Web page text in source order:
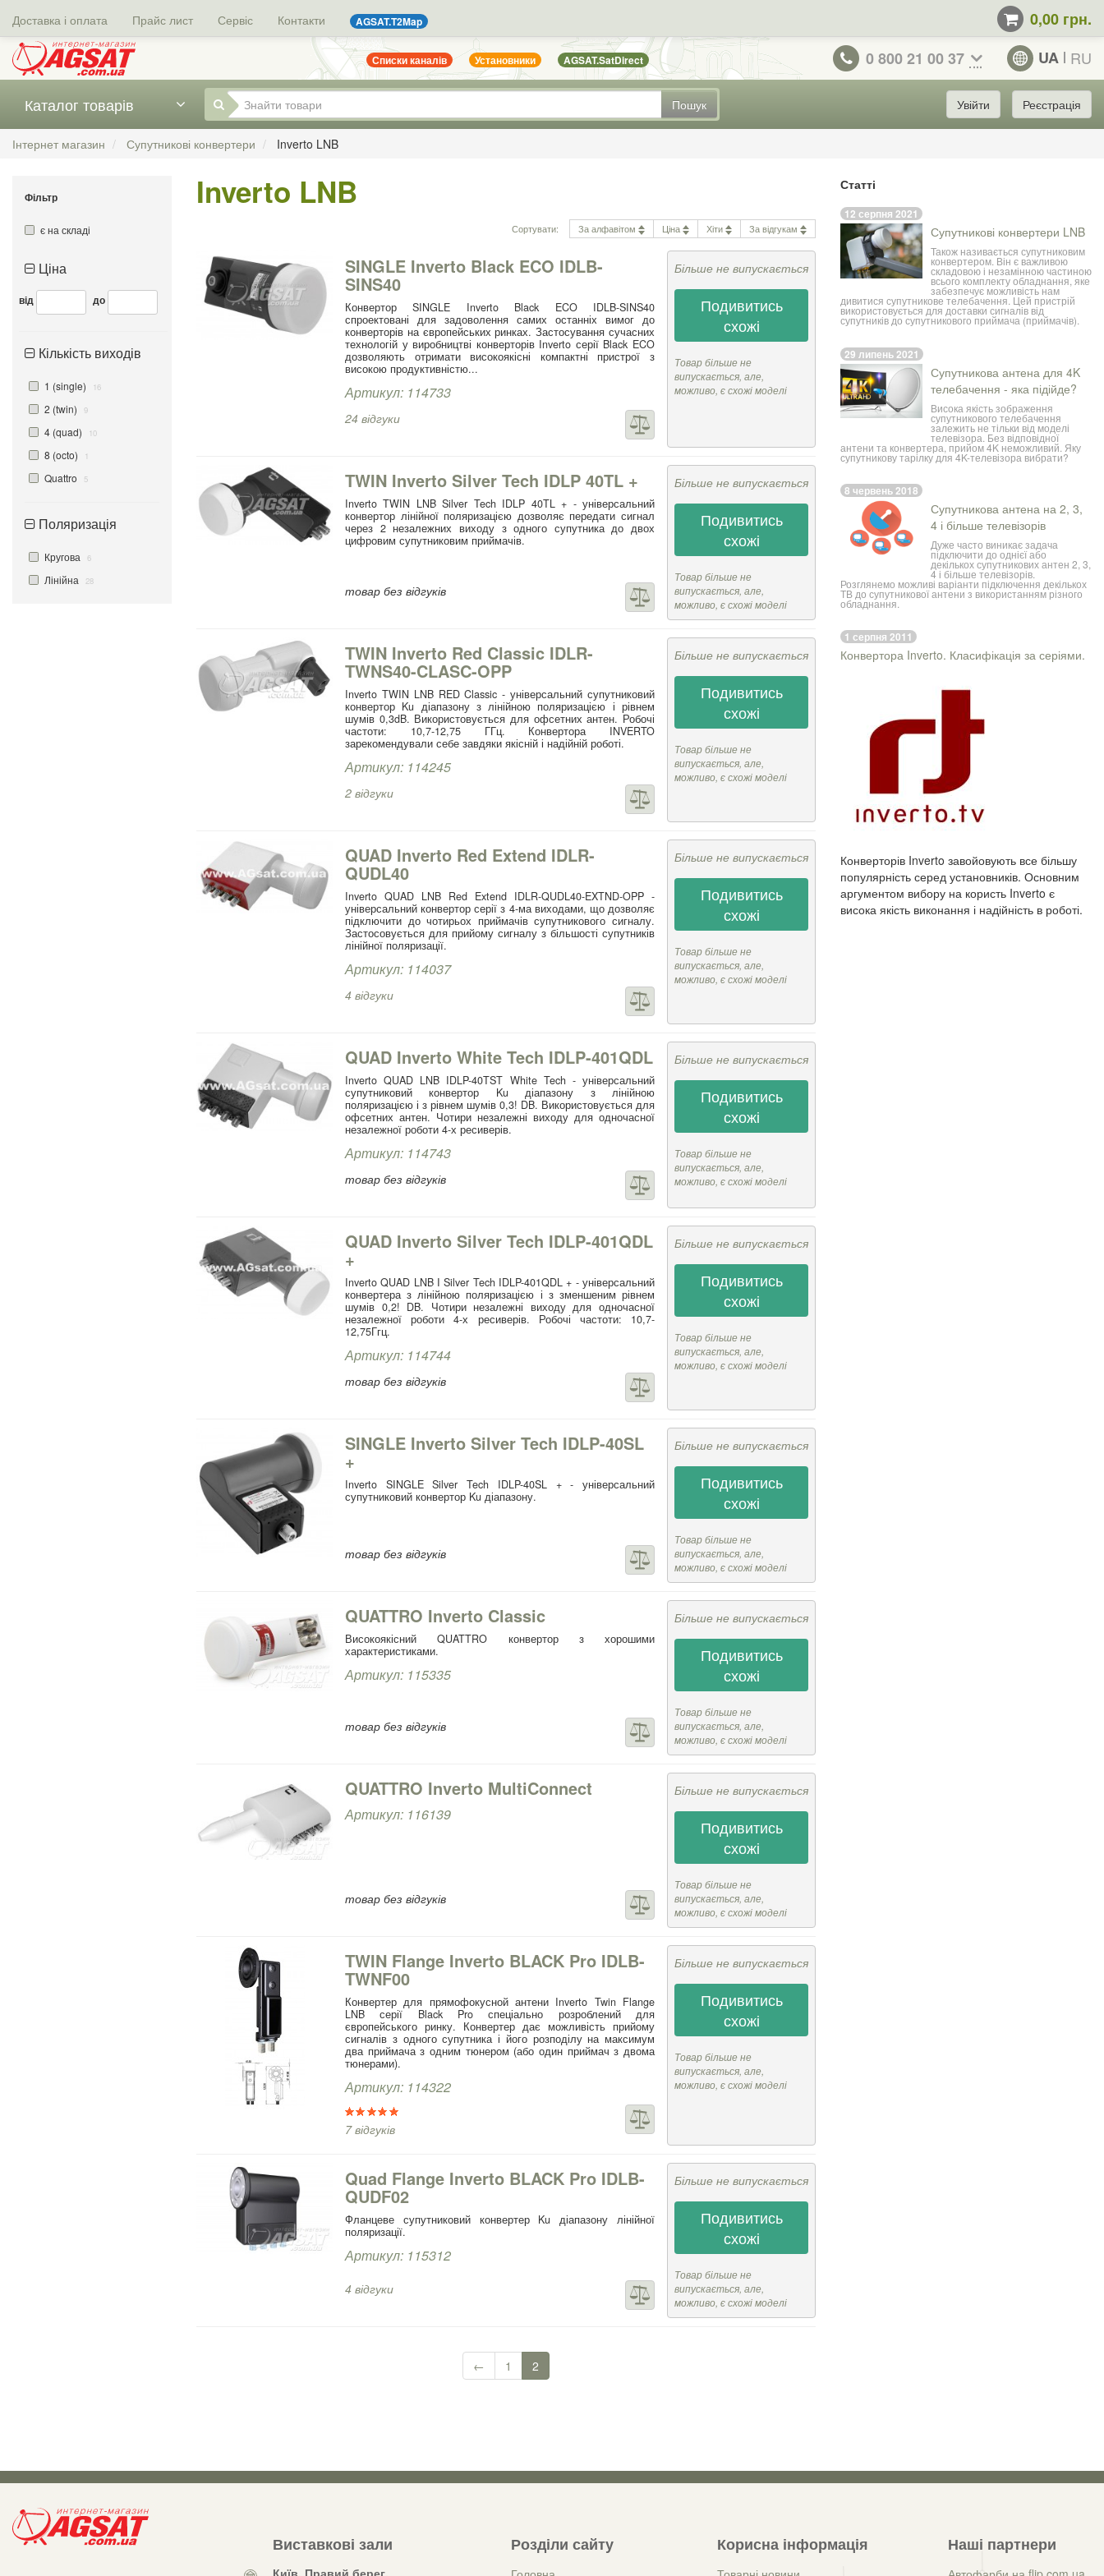
Доставка і оплата Прайс лист Сервіс Контакти AGSAT.T2Map 0,00 грн.
Списки каналів Установники AGSAT.SatDirect 0 800 21 00 37 UA RU
Пошук
Каталог товарів Увійти Реєстрація
Інтернет магазин Супутникові конвертери Inverto LNB
Фільтр
є на складі
Ціна
від до
Кількість виходів
1 (single) 16
2 (twin) 9
4 (quad) 10
8 (octo) 1
Quattro 5
Поляризація
Кругова 6
Лінійна 28
Inverto LNB
Сортувати: За алфавітом Ціна Хіти За відгукам
SINGLE Inverto Black ECO IDLB-
SINS40
Конвертор SINGLE Inverto Black ECO IDLB-SINS40
спроектовані для задоволення самих останніх вимог до
конверторів на європейських ринках. Застосування сучасних
технологій у виробництві конверторів Inverto серії Black ECO
дозволяють отримати високоякісні компактні пристрої з
високою продуктивністю...
Артикул: 114733
24 відгуки
Більше не випускається
Подивитись
схожі
Товар більше не
випускається, але,
можливо, є схожі моделі
TWIN Inverto Silver Tech IDLP 40TL +
Inverto TWIN LNB Silver Tech IDLP 40TL + - універсальний
конвертор лінійної поляризацією дозволяє передати сигнал
через 2 незалежних виходу з одного супутника до двох
цифровим супутниковим приймачів.
товар без відгуків
Більше не випускається
Подивитись
схожі
Товар більше не
випускається, але,
можливо, є схожі моделі
TWIN Inverto Red Classic IDLR-
TWNS40-CLASC-OPP
Inverto TWIN LNB RED Classic - універсальний супутниковий
конвертор Ku діапазону з лінійною поляризацією і рівнем
шумів 0,3dB. Використовується для офсетних антен. Робочі
частоти: 10,7-12,75 ГГц. Конвертора INVERTO
зарекомендували себе завдяки якісній і надійній роботі.
Артикул: 114245
2 відгуки
Більше не випускається
Подивитись
схожі
Товар більше не
випускається, але,
можливо, є схожі моделі
QUAD Inverto Red Extend IDLR-
QUDL40
Inverto QUAD LNB Red Extend IDLR-QUDL40-EXTND-OPP -
універсальний конвертор серії з 4-ма виходами, що дозволяє
підключити до чотирьох приймачів супутникового сигналу.
Застосовується для прийому сигналу з більшості супутників
лінійної поляризації.
Артикул: 114037
4 відгуки
Більше не випускається
Подивитись
схожі
Товар більше не
випускається, але,
можливо, є схожі моделі
QUAD Inverto White Tech IDLP-401QDL
Inverto QUAD LNB IDLP-40TST White Tech - універсальний
супутниковий конвертор Ku діапазону з лінійною
поляризацією і з рівнем шумів 0,3! DB. Використовується для
офсетних антен. Чотири незалежні виходу для одночасної
незалежної роботи 4-х ресиверів.
Артикул: 114743
товар без відгуків
Більше не випускається
Подивитись
схожі
Товар більше не
випускається, але,
можливо, є схожі моделі
QUAD Inverto Silver Tech IDLP-401QDL
+
Inverto QUAD LNB I Silver Tech IDLP-401QDL + - універсальний
конвертера з лінійною поляризацією і з зменшеним рівнем
шумів 0,2! DB. Чотири незалежні виходу для одночасної
незалежної роботи 4-х ресиверів. Робочі частоти: 10,7-
12,75Ггц.
Артикул: 114744
товар без відгуків
Більше не випускається
Подивитись
схожі
Товар більше не
випускається, але,
можливо, є схожі моделі
SINGLE Inverto Silver Tech IDLP-40SL
+
Inverto SINGLE Silver Tech IDLP-40SL + - універсальний
супутниковий конвертор Ku діапазону.
товар без відгуків
Більше не випускається
Подивитись
схожі
Товар більше не
випускається, але,
можливо, є схожі моделі
QUATTRO Inverto Classic
Високоякісний QUATTRO конвертор з хорошими
характеристиками.
Артикул: 115335
товар без відгуків
Більше не випускається
Подивитись
схожі
Товар більше не
випускається, але,
можливо, є схожі моделі
QUATTRO Inverto MultiConnect
Артикул: 116139
товар без відгуків
Більше не випускається
Подивитись
схожі
Товар більше не
випускається, але,
можливо, є схожі моделі
TWIN Flange Inverto BLACK Pro IDLB-
TWNF00
Конвертер для прямофокусной антени Inverto Twin Flange
LNB серії Black Pro спеціально розроблений для
європейського ринку. Конвертер дає можливість прийому
сигналів з одного супутника і його розподілу на максимум
два приймача з одним тюнером (або один приймач з двома
тюнерами).
Артикул: 114322
7 відгуків
Більше не випускається
Подивитись
схожі
Товар більше не
випускається, але,
можливо, є схожі моделі
Quad Flange Inverto BLACK Pro IDLB-
QUDF02
Фланцеве супутниковий конвертер Ku діапазону лінійної
поляризації.
Артикул: 115312
4 відгуки
Більше не випускається
Подивитись
схожі
Товар більше не
випускається, але,
можливо, є схожі моделі
← 1 2
Статті
12 серпня 2021
Супутникові конвертери LNB
Також називається супутниковим
конвертером. Він є важливою
складовою і незамінною частиною
всього комплекту обладнання, яке
забезпечує можливість нам
дивитися супутникове телебачення. Цей пристрій
використовується для доставки сигналів від
супутників до супутникового приймача (приймачів).
29 липень 2021
Супутникова антена для 4K
телебачення - яка підійде?
Висока якість зображення
супутникового телебачення
залежить не тільки від моделі
телевізора. Без відповідної
антени та конвертера, прийом 4K неможливий. Яку
супутникову тарілку для 4K-телевізора вибрати?
8 червень 2018
Супутникова антена на 2, 3,
4 і більше телевізорів
Дуже часто виникає задача
підключити до однієї або
декількох супутникових антен 2, 3,
4 і більше телевізорів.
Розглянемо можливі варіанти підключення декількох
ТВ до супутникової антени з використанням різного
обладнання.
1 серпня 2011
Конвертора Inverto. Класифікація за серіями.
Конверторів Inverto завойовують все більшу
популярність серед установників. Основним
аргументом вибору на користь Inverto є
висока якість виконання і надійність в роботі.
Виставкові зали
Київ, Правий берег,
Розділи сайту Корисна інформація Наші партнери